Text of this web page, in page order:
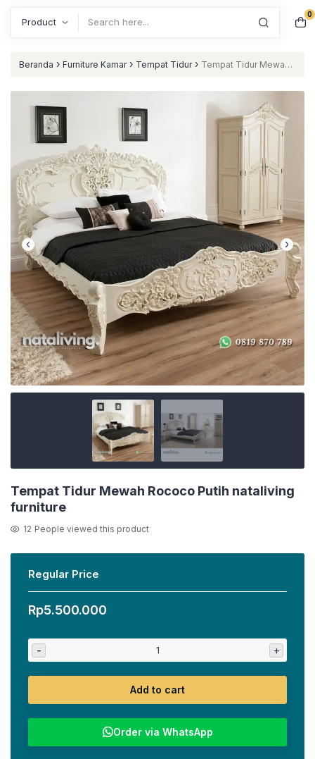
0
Beranda › Furniture Kamar › Tempat Tidur › Tempat Tidur Mewah
Tempat Tidur Mewah Rococo Putih nataliving
furniture
12 People viewed this product
Regular Price
Rp5.500.000
- +
Add to cart
Order via WhatsApp